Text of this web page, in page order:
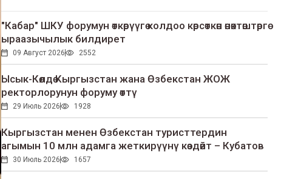
"Кабар" ШКУ форумун өткөрүүгө колдоо көрсөткөн өнөктөштөргө
ыраазычылык билдирет
09 Август 2026 2552
Ысык-Көлдө Кыргызстан жана Өзбекстан ЖОЖ
ректорлорунун форуму өттү
29 Июль 2026 1928
Кыргызстан менен Өзбекстан туристтердин
агымын 10 млн адамга жеткирүүнү көздөйт – Кубатов
30 Июль 2026 1657